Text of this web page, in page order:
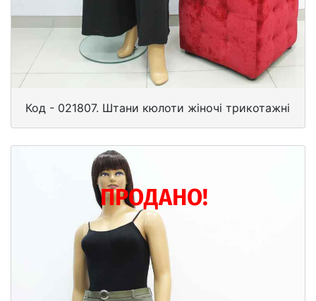
Код - 021807. Штани кюлоти жіночі трикотажні
ПРОДАНО!